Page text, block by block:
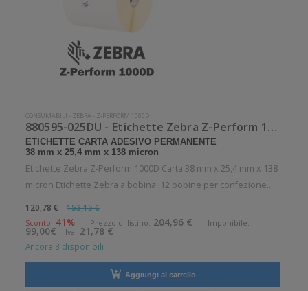
CONSUMABILI - ZEBRA - Z-PERFORM 1000D
880595-025DU - Etichette Zebra Z-Perform 1000D Carta
ETICHETTE CARTA ADESIVO PERMANENTE
38 mm x 25,4 mm x 138 micron
Etichette Zebra Z-Perform 1000D Carta 38 mm x 25,4 mm x 138
micron Etichette Zebra a bobina. 12 bobine per confezione.
permanente. Diametro interno: 25 mm. Diametro esterno: 127
mm. Tipo: Su
120,78 € 153,15 €
Sconto: 41% Prezzo di listino: 204,96 € Imponibile:
99,00€ Iva: 21,78 €
Ancora 3 disponibili
Aggiungi al carrello